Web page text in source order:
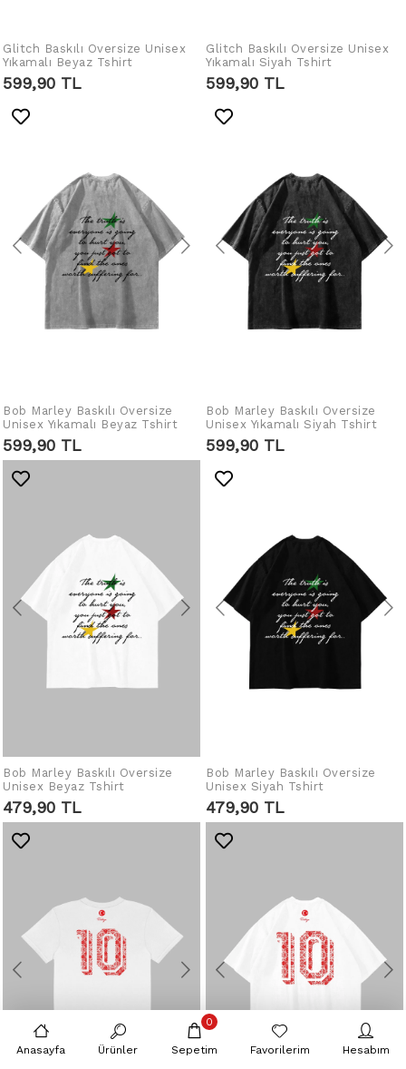
IN DEN WARENKORB
LEGEN
Glitch Baskılı Oversize Unisex
Yıkamalı Beyaz Tshirt
599,90 TL
IN DEN WARENKORB
LEGEN
Glitch Baskılı Oversize Unisex
Yıkamalı Siyah Tshirt
599,90 TL
IN DEN WARENKORB
LEGEN
Bob Marley Baskılı Oversize
Unisex Yıkamalı Beyaz Tshirt
599,90 TL
IN DEN WARENKORB
LEGEN
Bob Marley Baskılı Oversize
Unisex Yıkamalı Siyah Tshirt
599,90 TL
IN DEN WARENKORB
LEGEN
Bob Marley Baskılı Oversize
Unisex Beyaz Tshirt
479,90 TL
IN DEN WARENKORB
LEGEN
Bob Marley Baskılı Oversize
Unisex Siyah Tshirt
479,90 TL
Anasayfa Ürünler Sepetim
0
Favorilerim Hesabım